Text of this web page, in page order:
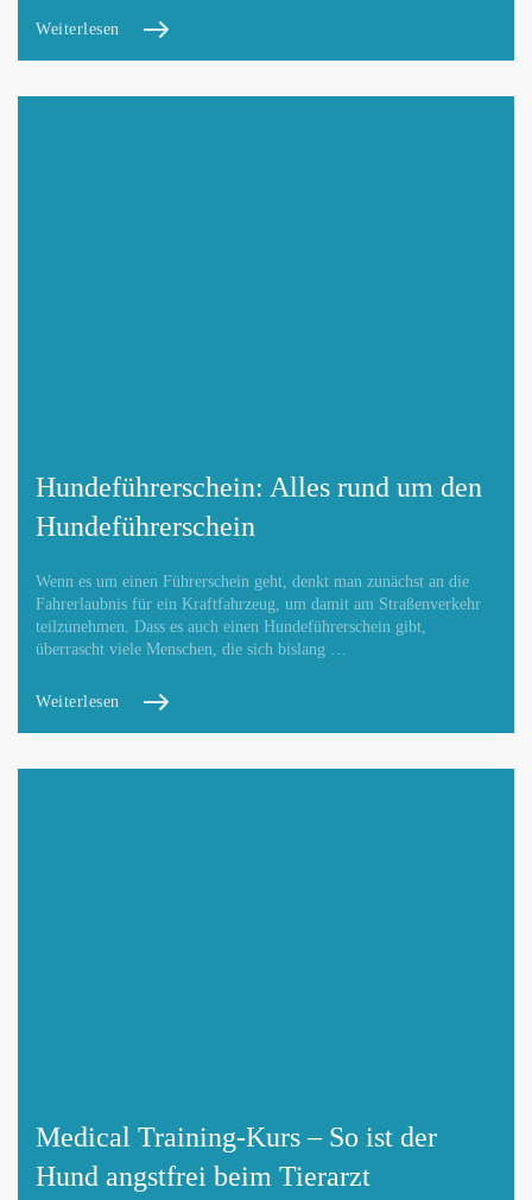
Weiterlesen
Hundeführerschein: Alles rund um den
Hundeführerschein
Wenn es um einen Führerschein geht, denkt man zunächst an die
Fahrerlaubnis für ein Kraftfahrzeug, um damit am Straßenverkehr
teilzunehmen. Dass es auch einen Hundeführerschein gibt,
überrascht viele Menschen, die sich bislang …
Weiterlesen
Medical Training-Kurs – So ist der
Hund angstfrei beim Tierarzt